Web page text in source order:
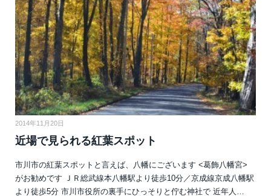
2014年11月20日
近場で見られる紅葉スポット
市川市の紅葉スポットと言えば、八幡にございます <葛飾八幡宮>
がお勧めです ＪＲ総武線本八幡駅より徒歩10分／京成線京成八幡駅
より徒歩5分 市川市役所の裏手にひっそりと佇む神社で 近年人…